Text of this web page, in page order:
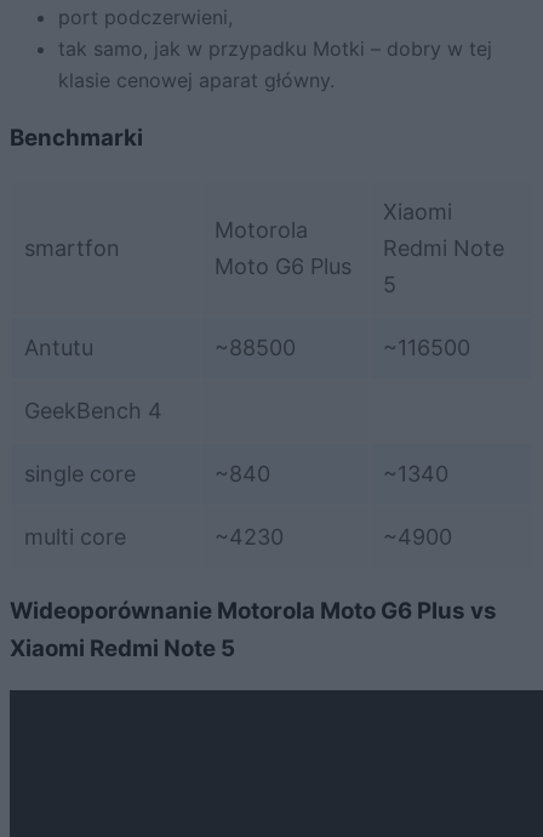
port podczerwieni,
tak samo, jak w przypadku Motki – dobry w tej
klasie cenowej aparat główny.
Benchmarki
smartfon
Motorola
Moto G6 Plus
Xiaomi
Redmi Note
5
Antutu ~88500 ~116500
GeekBench 4
single core ~840 ~1340
multi core ~4230 ~4900
Wideoporównanie Motorola Moto G6 Plus vs
Xiaomi Redmi Note 5